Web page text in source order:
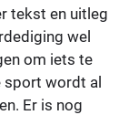
tekst en uitleg
wel
om iets te
sport wordt al
Er is nog